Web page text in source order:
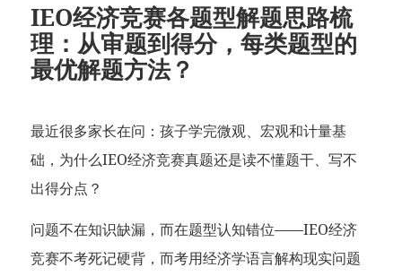
IEO经济竞赛各题型解题思路梳
理：从审题到得分，每类题型的
最优解题方法？
最近很多家长在问：孩子学完微观、宏观和计量基
础，为什么IEO经济竞赛真题还是读不懂题干、写不
出得分点？
问题不在知识缺漏，而在题型认知错位——IEO经济
竞赛不考死记硬背，而考用经济学语言解构现实问题